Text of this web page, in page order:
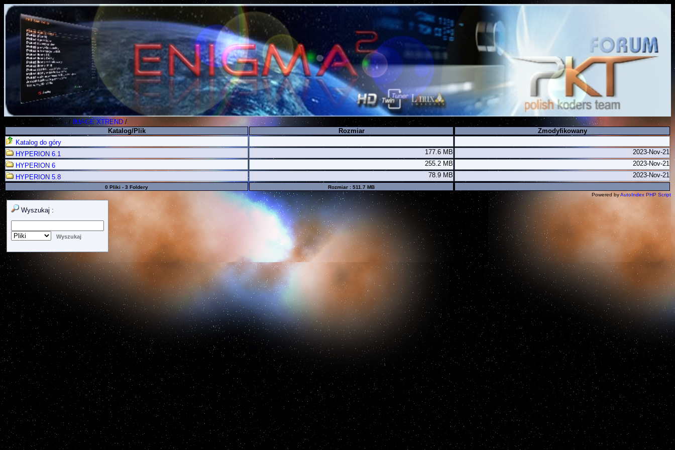
Polish Koders Team . / IMAGE XTREND /
Katalog/Plik
Rozmiar
Zmodyfikowany
Katalog do góry
HYPERION 6.1
177.6 MB
2023-Nov-21
HYPERION 6
255.2 MB
2023-Nov-21
HYPERION 5.8
78.9 MB 2023-Nov-21
0 Pliki - 3 Foldery
Rozmiar : 511.7 MB
Powered byAutoIndex PHP Script
Wyszukaj :